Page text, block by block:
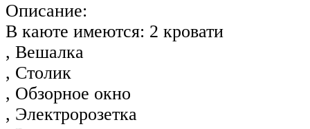
Описание:
В каюте имеются: 2 кровати
, Вешалка
, Столик
, Обзорное окно
, Электророзетка